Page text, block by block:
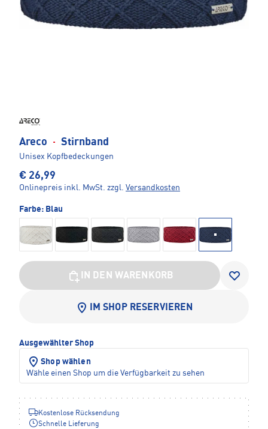
Areco · Stirnband
Unisex Kopfbedeckungen
€ 26,99
Onlinepreis inkl. MwSt. zzgl. Versandkosten
Farbe: Blau
IN DEN WARENKORB
IM SHOP RESERVIEREN
Ausgewählter Shop
Shop wählen
Wähle einen Shop um die Verfügbarkeit zu sehen
Kostenlose Rücksendung
Schnelle Lieferung